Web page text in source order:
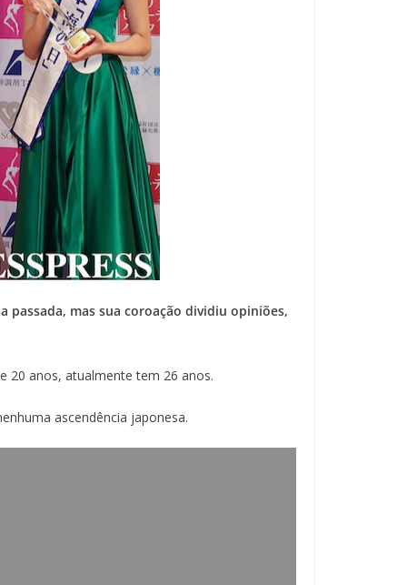
passada, mas sua coroação dividiu opiniões,
20 anos, atualmente tem 26 anos.
ascendência japonesa.